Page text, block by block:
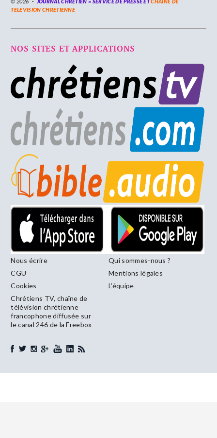
TELEVISION CHRETIENNE
NOS SITES ET APPLICATIONS
Nous écrire
Qui sommes-nous ?
CGU
Mentions légales
Cookies
L’équipe
Chrétiens TV, chaîne de
télévision chrétienne
francophone diffusée sur
le canal 246 de la Freebox